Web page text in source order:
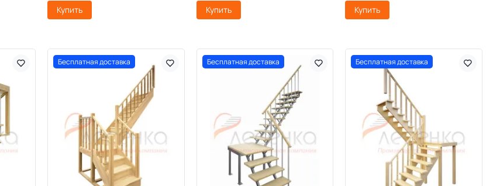
Купить Купить Купить
Бесплатная доставка Бесплатная доставка Бесплатная доставка